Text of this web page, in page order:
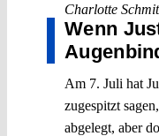
Charlotte
Wenn
Am 7. Juli hat
zugespitzt
abgelegt, aber